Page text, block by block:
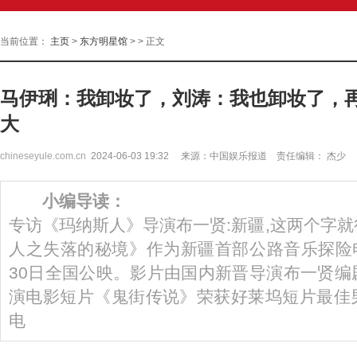
当前位置： 主页 > 东方明星馆 > > 正文
马伊琍：我卸妆了，刘涛：我也卸妆了，
大
chineseyule.com.cn 2024-06-03 19:32 来源：中国娱乐报道 责任编辑： 杰少
小编导读：
专访《玛纳斯人》导演布一贤:新疆,这两个字
人之失落的秘境》作为新疆首部公路音乐探
30日全国公映。影片由国内新晋导演布一贤
演电影短片《鬼街传说》荣获好莱坞短片最
电